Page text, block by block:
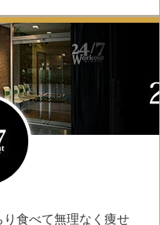
食べて無理なく痩せ